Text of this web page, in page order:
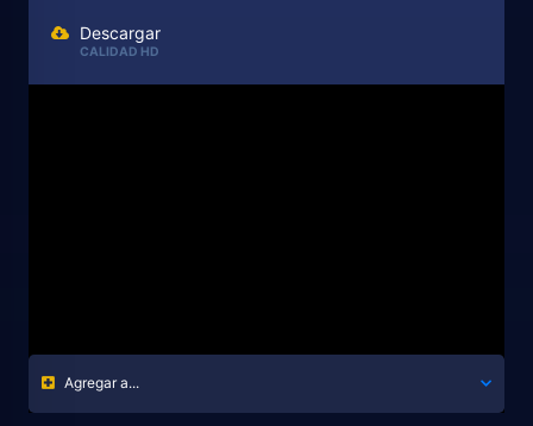
Descargar
CALIDAD HD
Agregar a...